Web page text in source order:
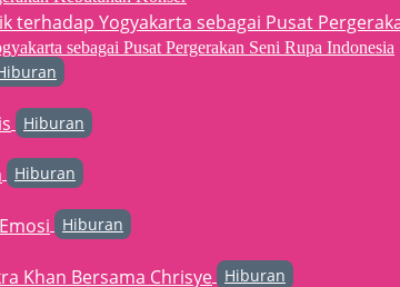
sebagai Pusat Pergerakan Seni Rupa Indonesia
Hiburan
Hiburan
Hiburan
Hiburan